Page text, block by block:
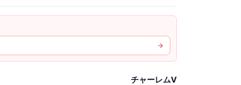
チャーレムV